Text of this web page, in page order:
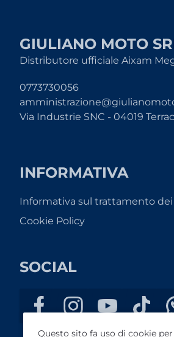
GIULIANO MOTO
Distributore ufficiale Aixam
0773730056
Via Industrie SNC - 04019
INFORMATIVA
Informativa sul trattamento
Cookie Policy
SOCIAL
Questo sito fa uso di cookie